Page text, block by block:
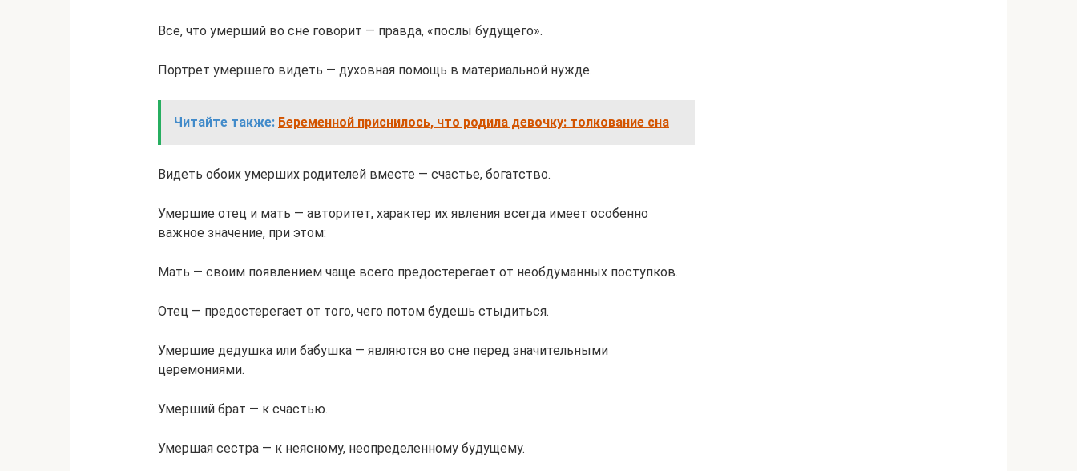
Все, что умерший во сне говорит — правда, «послы будущего».
Портрет умершего видеть — духовная помощь в материальной нужде.
Читайте также: Беременной приснилось, что родила девочку: толкование сна
Видеть обоих умерших родителей вместе — счастье, богатство.
Умершие отец и мать — авторитет, характер их явления всегда имеет особенно
важное значение, при этом:
Мать — своим появлением чаще всего предостерегает от необдуманных поступков.
Отец — предостерегает от того, чего потом будешь стыдиться.
Умершие дедушка или бабушка — являются во сне перед значительными
церемониями.
Умерший брат — к счастью.
Умершая сестра — к неясному, неопределенному будущему.